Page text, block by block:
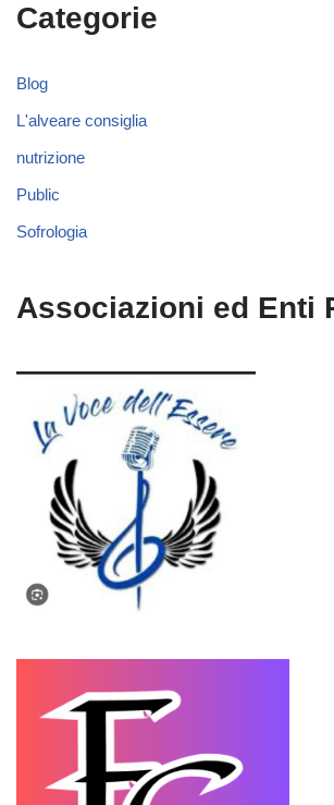
Categorie
Blog
L'alveare consiglia
nutrizione
Public
Sofrologia
Associazioni ed Enti